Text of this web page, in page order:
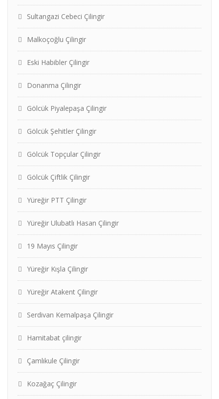
Sultangazi Cebeci Çilingir
Malkoçoğlu Çilingir
Eski Habibler Çilingir
Donanma Çilingir
Gölcük Piyalepaşa Çilingir
Gölcük Şehitler Çilingir
Gölcük Topçular Çilingir
Gölcük Çiftlik Çilingir
Yüreğir PTT Çilingir
Yüreğir Ulubatlı Hasan Çilingir
19 Mayıs Çilingir
Yüreğir Kışla Çilingir
Yüreğir Atakent Çilingir
Serdivan Kemalpaşa Çilingir
Hamitabat çilingir
Çamlıkule Çilingir
Kozağaç Çilingir